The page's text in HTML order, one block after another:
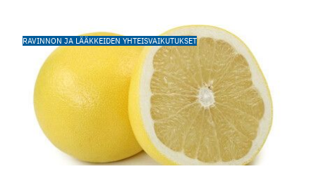
RAVINNON JA LÄÄKKEIDEN YHTEISVAIKUTUKSET